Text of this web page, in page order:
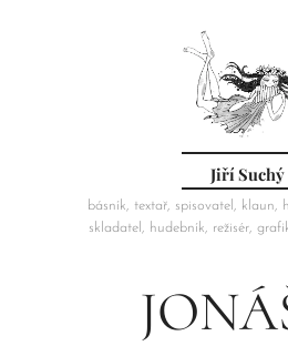
Jiří Suchý
básník, textař, spisovatel, klaun,
skladatel, hudebník, režisér,